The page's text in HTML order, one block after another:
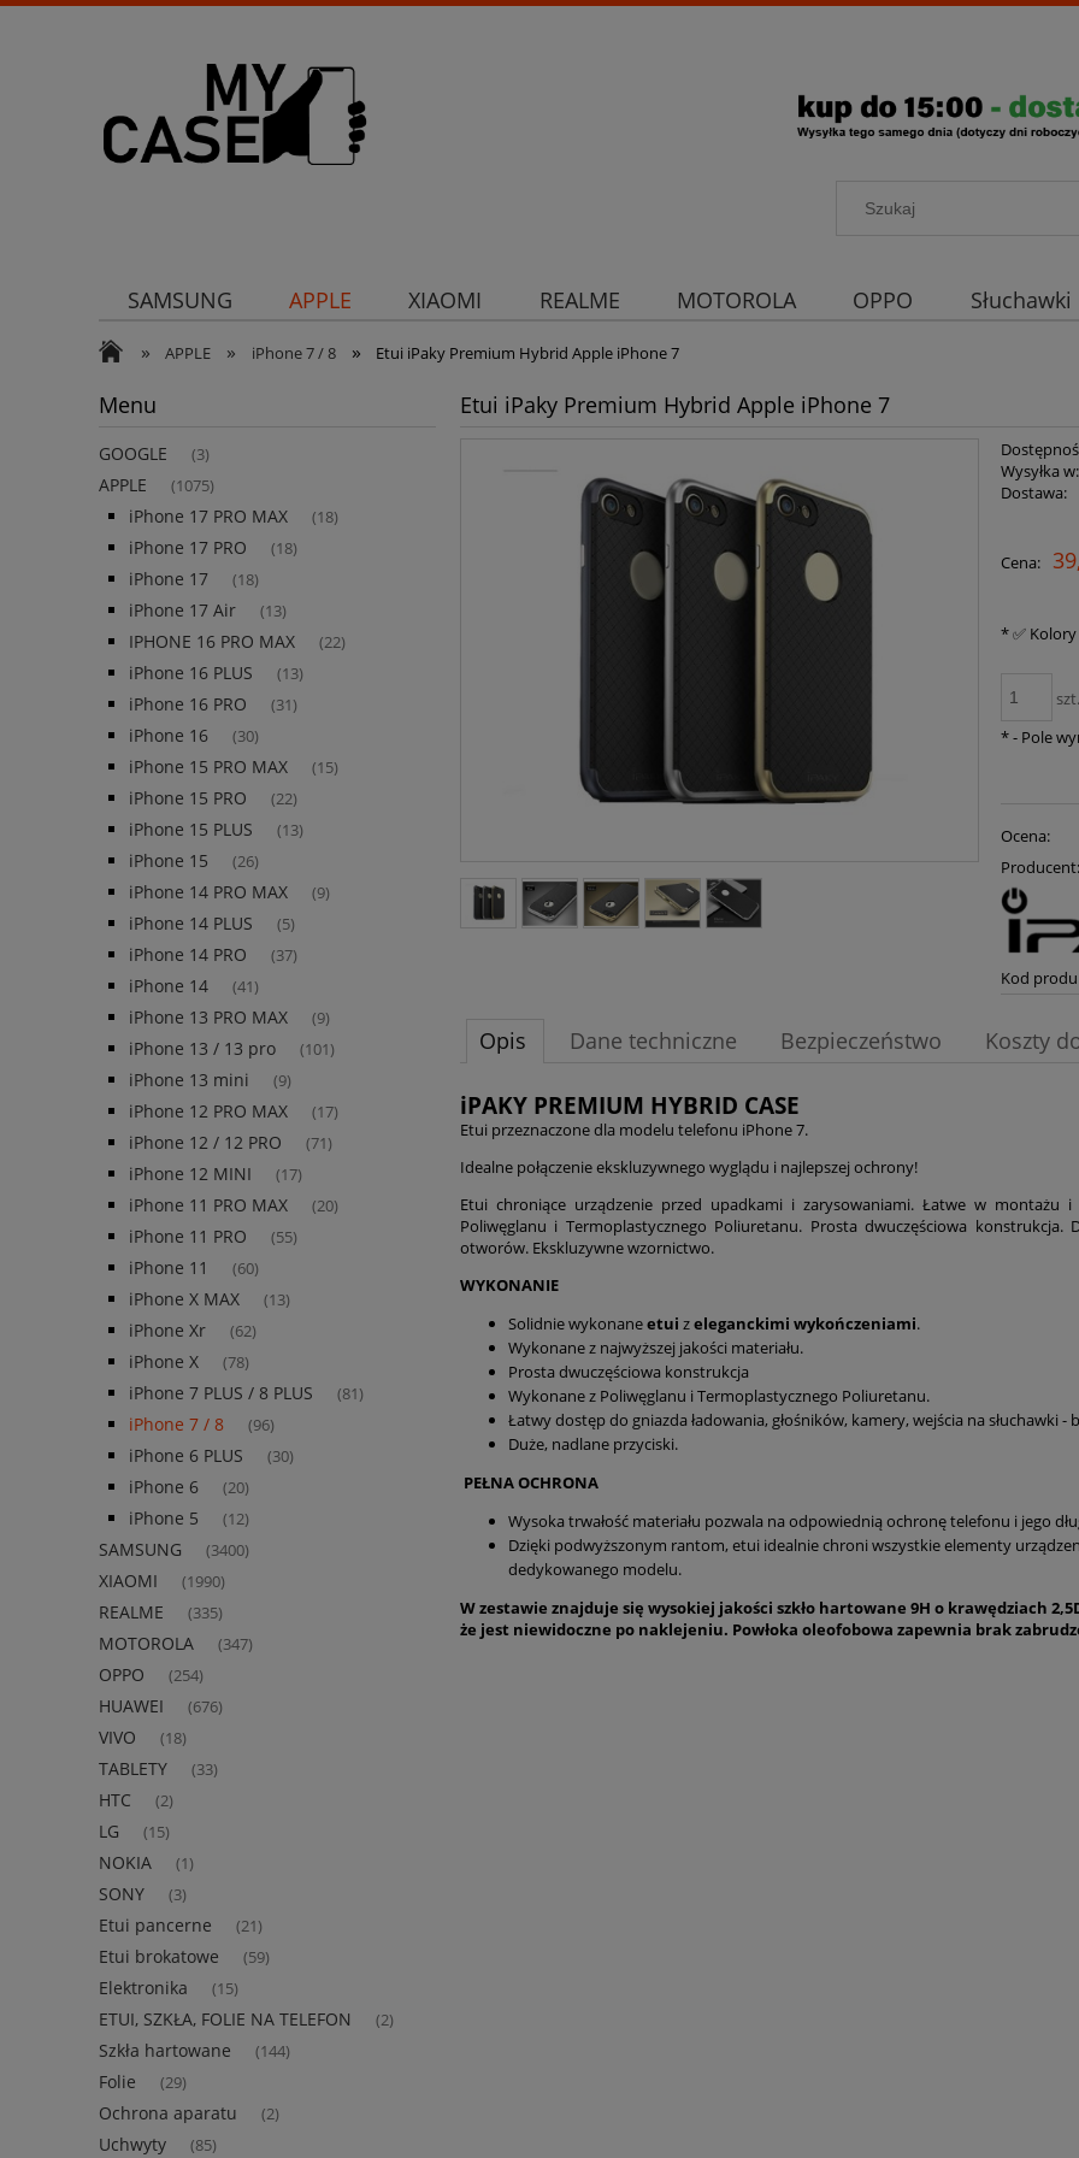
SAMSUNG APPLE XIAOMI REALME MOTOROLA OPPO
Słuchawki
Uchwyty
Ochrona aparatu Ochrona aparatu
» APPLE » iPhone 7 / 8 » Etui iPaky Premium Hybrid Apple iPhone 7
Menu
GOOGLE (3)
APPLE (1075)
iPhone 17 PRO MAX (18)
iPhone 17 PRO (18)
iPhone 17 (18)
iPhone 17 Air (13)
IPHONE 16 PRO MAX (22)
iPhone 16 PLUS (13)
iPhone 16 PRO (31)
iPhone 16 (30)
iPhone 15 PRO MAX (15)
iPhone 15 PRO (22)
iPhone 15 PLUS (13)
iPhone 15 (26)
iPhone 14 PRO MAX (9)
iPhone 14 PLUS (5)
iPhone 14 PRO (37)
iPhone 14 (41)
iPhone 13 PRO MAX (9)
iPhone 13 / 13 pro (101)
iPhone 13 mini (9)
iPhone 12 PRO MAX (17)
iPhone 12 / 12 PRO (71)
iPhone 12 MINI (17)
iPhone 11 PRO MAX (20)
iPhone 11 PRO (55)
iPhone 11 (60)
iPhone X MAX (13)
iPhone Xr (62)
iPhone X (78)
iPhone 7 PLUS / 8 PLUS (81)
iPhone 7 / 8 (96)
iPhone 6 PLUS (30)
iPhone 6 (20)
iPhone 5 (12)
SAMSUNG (3400)
XIAOMI (1990)
REALME (335)
MOTOROLA (347)
OPPO (254)
HUAWEI (676)
VIVO (18)
TABLETY (33)
HTC (2)
LG (15)
NOKIA (1)
SONY (3)
Etui pancerne (21)
Etui brokatowe (59)
Elektronika (15)
ETUI, SZKŁA, FOLIE NA TELEFON (2)
Szkła hartowane (144)
Folie (29)
Ochrona aparatu (2)
Uchwyty (85)
Etui iPaky Premium Hybrid Apple iPhone 7
Wysyłka w:
Dostawa:
Cena:
*✅
*- Pole
Ocena:
Kod
Opis Dane techniczne Bezpieczeństwo Koszty
iPAKY PREMIUM HYBRID CASE
Etui przeznaczone dla modelu telefonu iPhone 7.
Idealne połączenie ekskluzywnego wyglądu i najlepszej ochrony!
Etui chroniące urządzenie przed upadkami i zarysowaniami. Łatwe w montażu
Poliwęglanu i Termoplastycznego Poliuretanu. Prosta dwuczęściowa
otworów. Ekskluzywne wzornictwo.
WYKONANIE
Solidnie wykonaneetui zeleganckimi wykończeniami.
Wykonane z najwyższej jakości materiału.
Prosta dwuczęściowa konstrukcja
Wykonane z Poliwęglanu i Termoplastycznego Poliuretanu.
Łatwy dostęp do gniazda ładowania, głośników, kamery, wejścia na słuchawki
Duże, nadlane przyciski.
PEŁNA OCHRONA
Wysoka trwałość materiału pozwala na odpowiednią ochronę telefonu i jego
Dzięki podwyższonym rantom, etui idealnie chroni wszystkie elementy
dedykowanego modelu.
W zestawie znajduje się wysokiej jakości szkło hartowane 9H o krawędziach
że jest niewidoczne po naklejeniu. Powłoka oleofobowa zapewnia brak